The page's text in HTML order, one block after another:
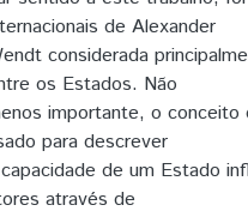
de Alexander
considerada
os Estados. Não
importante, o
para descrever
de um Estado
através de